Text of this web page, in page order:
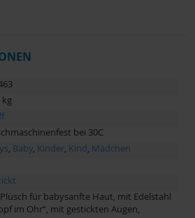
kg
bei 30C
, Baby, Kinder, Kind, Mädchen
für babysanfte Haut, mit Edelstahl
im Ohr“, mit gestickten Augen,